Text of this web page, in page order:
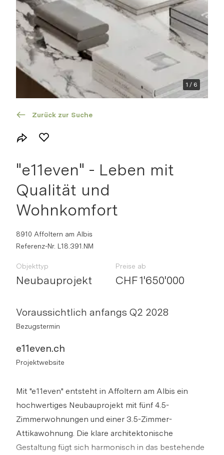
1 / 6
Zurück zur Suche
"e11even" - Leben mit
Qualität und
Wohnkomfort
8910 Affoltern am Albis
Referenz-Nr. L18.391.NM
Objekttyp
Neubauprojekt
Preise ab
CHF 1'650'000
Voraussichtlich anfangs Q2 2028
Bezugstermin
e11even.ch
Projektwebsite
Mit "e11even" entsteht in Affoltern am Albis ein
hochwertiges Neubauprojekt mit fünf 4.5-
Zimmerwohnungen und einer 3.5-Zimmer-
Attikawohnung. Die klare architektonische
Gestaltung fügt sich harmonisch in das bestehende
Grundriss
Suchprofil
Zur Dokumentation